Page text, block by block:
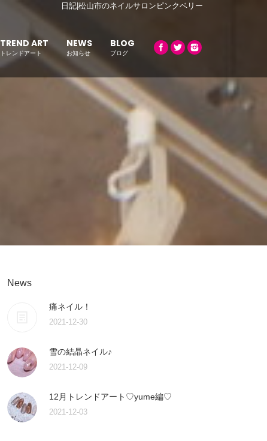
日記|松山市のネイルサロンピンクベリー
TREND ART
トレンドアート
NEWS
お知らせ
BLOG
ブログ
News
痛ネイル！
2021-12-30
雪の結晶ネイル♪
2021-12-09
12月トレンドアート♡yume編♡
2021-12-03